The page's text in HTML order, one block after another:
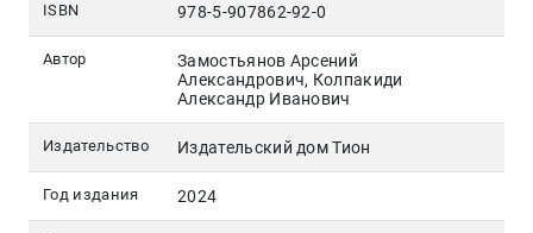
ISBN 978-5-907862-92-0
Автор
Замостьянов Арсений
Александрович, Колпакиди
Александр Иванович
Издательство Издательский дом Тион
Год издания 2024